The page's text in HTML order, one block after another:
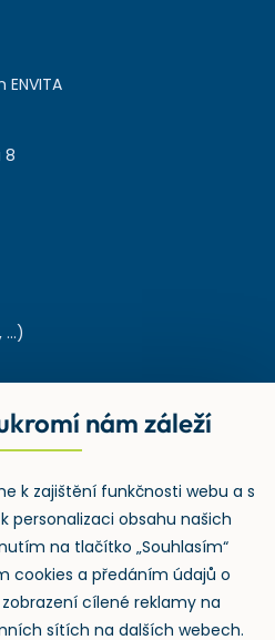
8
v odpadechnám záleží
k zajištění funkčnosti webu a s
personalizaci obsahu našich
na tlačítko „Souhlasím“
cookies a předáním údajů o
cílené reklamy na
sítích na dalších webech.